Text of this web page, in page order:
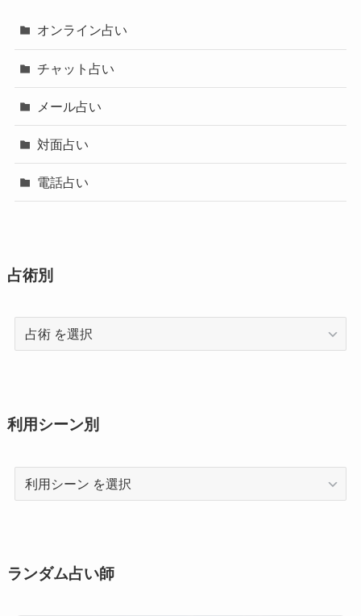
オンライン占い
チャット占い
メール占い
対面占い
電話占い
占術別
術
利用シーン別
利
用
ン
ランダム占い師